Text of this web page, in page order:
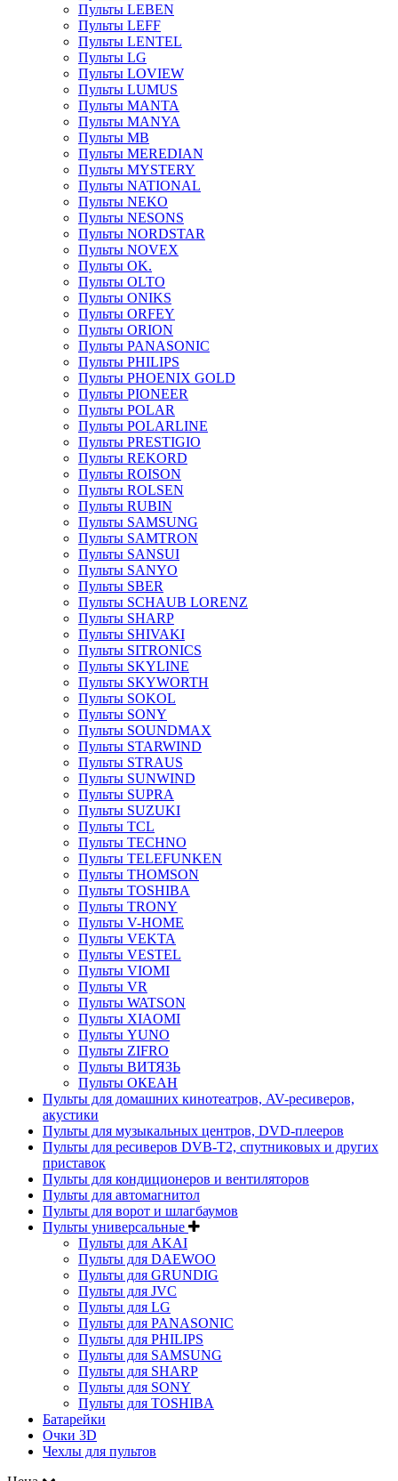
Пульты LEBEN
Пульты LEFF
Пульты LENTEL
Пульты LG
Пульты LOVIEW
Пульты LUMUS
Пульты MANTA
Пульты MANYA
Пульты MB
Пульты MEREDIAN
Пульты MYSTERY
Пульты NATIONAL
Пульты NEKO
Пульты NESONS
Пульты NORDSTAR
Пульты NOVEX
Пульты OK.
Пульты OLTO
Пульты ONIKS
Пульты ORFEY
Пульты ORION
Пульты PANASONIC
Пульты PHILIPS
Пульты PHOENIX GOLD
Пульты PIONEER
Пульты POLAR
Пульты POLARLINE
Пульты PRESTIGIO
Пульты REKORD
Пульты ROISON
Пульты ROLSEN
Пульты RUBIN
Пульты SAMSUNG
Пульты SAMTRON
Пульты SANSUI
Пульты SANYO
Пульты SBER
Пульты SCHAUB LORENZ
Пульты SHARP
Пульты SHIVAKI
Пульты SITRONICS
Пульты SKYLINE
Пульты SKYWORTH
Пульты SOKOL
Пульты SONY
Пульты SOUNDMAX
Пульты STARWIND
Пульты STRAUS
Пульты SUNWIND
Пульты SUPRA
Пульты SUZUKI
Пульты TCL
Пульты TECHNO
Пульты TELEFUNKEN
Пульты THOMSON
Пульты TOSHIBA
Пульты TRONY
Пульты V-HOME
Пульты VEKTA
Пульты VESTEL
Пульты VIOMI
Пульты VR
Пульты WATSON
Пульты XIAOMI
Пульты YUNO
Пульты ZIFRO
Пульты ВИТЯЗЬ
Пульты ОКЕАН
Пульты для домашних кинотеатров, AV-ресиверов,
акустики
Пульты для музыкальных центров, DVD-плееров
Пульты для ресиверов DVB-T2, спутниковых и других
приставок
Пульты для кондиционеров и вентиляторов
Пульты для автомагнитол
Пульты для ворот и шлагбаумов
Пульты универсальные
Пульты для AKAI
Пульты для DAEWOO
Пульты для GRUNDIG
Пульты для JVC
Пульты для LG
Пульты для PANASONIC
Пульты для PHILIPS
Пульты для SAMSUNG
Пульты для SHARP
Пульты для SONY
Пульты для TOSHIBA
Батарейки
Очки 3D
Чехлы для пультов